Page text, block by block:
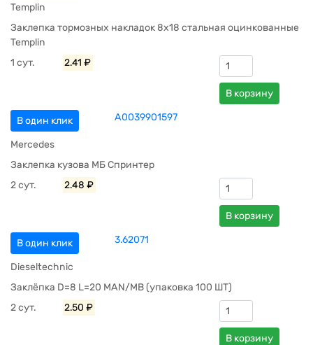
Templin
Заклепка тормозных накладок 8х18 стальная оцинкованные
Templin
1 сут.
2.41 ₽
В корзину
В один клик A0039901597
Mercedes
Заклепка кузова МБ Спринтер
2 сут.
2.48 ₽
В корзину
В один клик 3.62071
Dieseltechnic
Заклёпка D=8 L=20 MAN/MB (упаковка 100 ШТ)
2 сут.
2.50 ₽
В корзину